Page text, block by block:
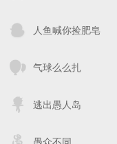
人鱼喊你捡肥皂
气球么么扎
逃出愚人岛